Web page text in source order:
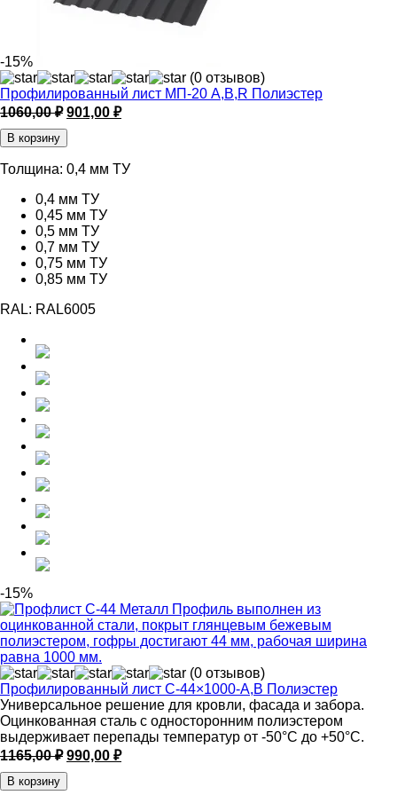
-15%
(0 отзывов)
Профилированный лист МП-20 A,B,R Полиэстер
1060,00₽ Первоначальная
цена
составляла
1060,00 ₽.
901,00 ₽Текущая
В корзину
Толщина: 0,4 мм ТУ
0,4 мм ТУ
0,45 мм ТУ
0,5 мм ТУ
0,7 мм ТУ
0,75 мм ТУ
0,85 мм ТУ
RAL: RAL6005
-15%
(0 отзывов)
Профилированный лист С-44×1000-A,В Полиэстер
Универсальное решение для кровли, фасада и забора.
Оцинкованная сталь с односторонним полиэстером
выдерживает перепады температур от -50°C до +50°C.
1165,00₽ Первоначальная
цена
составляла
990,00 ₽Текущая
В корзину